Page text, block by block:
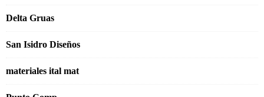
Delta Gruas
San Isidro Diseños
materiales ital mat